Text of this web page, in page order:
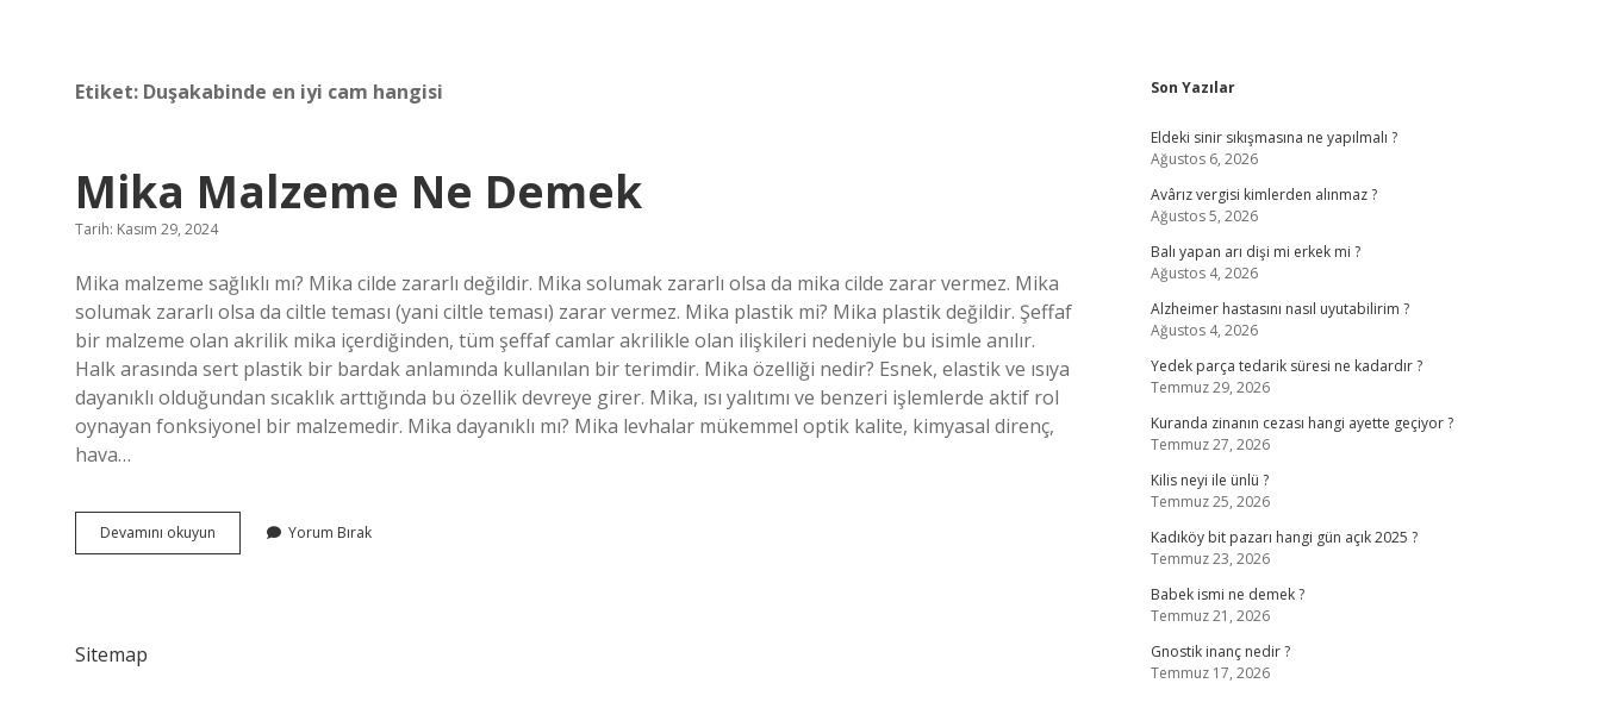
Etiket: Duşakabinde en iyi cam hangisi
Mika Malzeme Ne Demek
Tarih: Kasım 29, 2024
Mika malzeme sağlıklı mı? Mika cilde zararlı değildir. Mika solumak zararlı olsa da mika cilde zarar vermez. Mika
solumak zararlı olsa da ciltle teması (yani ciltle teması) zarar vermez. Mika plastik mi? Mika plastik değildir. Şeffaf
bir malzeme olan akrilik mika içerdiğinden, tüm şeffaf camlar akrilikle olan ilişkileri nedeniyle bu isimle anılır.
Halk arasında sert plastik bir bardak anlamında kullanılan bir terimdir. Mika özelliği nedir? Esnek, elastik ve ısıya
dayanıklı olduğundan sıcaklık arttığında bu özellik devreye girer. Mika, ısı yalıtımı ve benzeri işlemlerde aktif rol
oynayan fonksiyonel bir malzemedir. Mika dayanıklı mı? Mika levhalar mükemmel optik kalite, kimyasal direnç,
hava…
Devamını okuyun
Malzeme
Yorum Bırak
Sitemap
Sidebar
Son Yazılar
Eldeki sinir sıkışmasına ne yapılmalı ?
Ağustos 6, 2026
Avârız vergisi kimlerden alınmaz ?
Ağustos 5, 2026
Balı yapan arı dişi mi erkek mi ?
Ağustos 4, 2026
Alzheimer hastasını nasıl uyutabilirim ?
Ağustos 4, 2026
Yedek parça tedarik süresi ne kadardır ?
Temmuz 29, 2026
Kuranda zinanın cezası hangi ayette geçiyor ?
Temmuz 27, 2026
Kilis neyi ile ünlü ?
Temmuz 25, 2026
Kadıköy bit pazarı hangi gün açık 2025 ?
Temmuz 23, 2026
Babek ismi ne demek ?
Temmuz 21, 2026
Gnostik inanç nedir ?
Temmuz 17, 2026